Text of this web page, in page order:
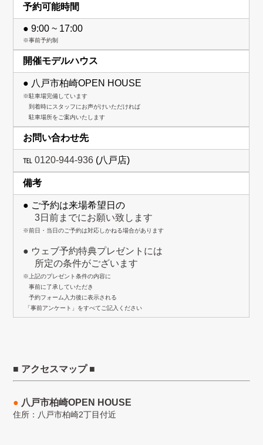
予約可能時間
● 9:00 ~ 17:00
※事前予約制
開催モデルハウス
● 八戸市柏崎OPEN HOUSE
※駐車場完備しています
到着時にスタッフにお声がけいただければ
駐車場所をご案内いたします
お問い合わせ先
℡0120-944-936 (八戸店)
備考
● ご予約は来場希望日の
3日前までにお願い致します
※前日・当日のご予約は対応しかねる場合があります
● ウェブ予約特典プレゼントには
所定の条件がございます
※上記のプレゼント条件の内容に
事前に了承していただき
予約フォーム入力後に表示される
「事前アンケート」をすべてご記入ください
■ アクセスマップ ■
● 八戸市柏崎OPEN HOUSE
住所：八戸市柏崎2丁目付近